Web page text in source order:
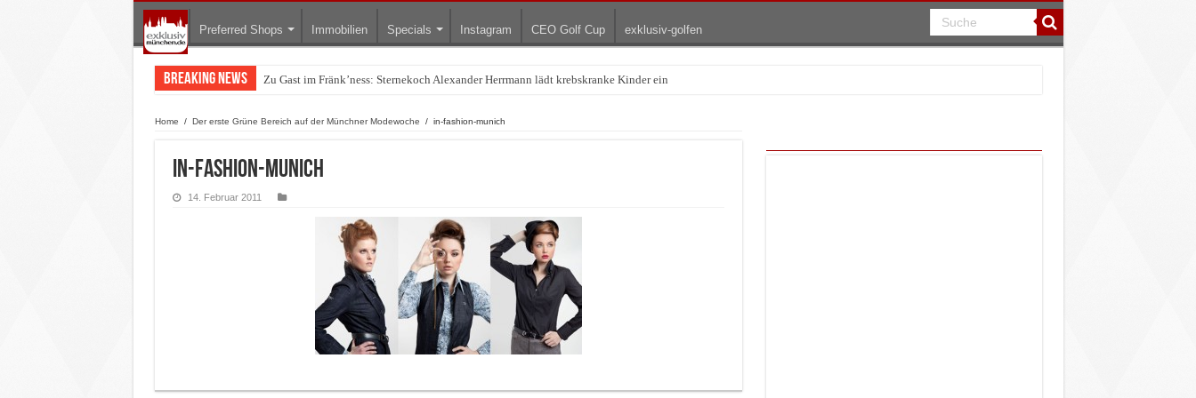
Preferred Shops Immobilien Specials Instagram CEO Golf Cup exklusiv-golfen
Breaking News Zu Gast im Fränk’ness: Sternekoch Alexander Herrmann lädt krebskranke Kinder ein
Warum München gerade zum Treffpunkt der Lingerie-Branche wurde
Home / Der erste Grüne Bereich auf der Münchner Modewoche / in-fashion-munich
in-fashion-munich
14. Februar 2011